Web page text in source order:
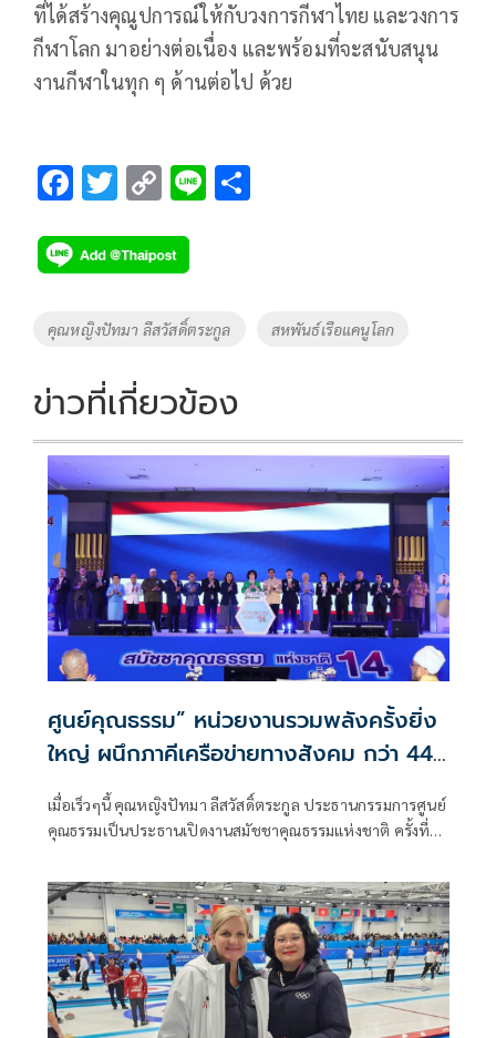
ที่ได้สร้างคุณูปการณ์ให้กับวงการกีฬาไทย และวงการ
กีฬาโลก มาอย่างต่อเนื่อง และพร้อมที่จะสนับสนุน
งานกีฬาในทุก ๆ ด้านต่อไป ด้วย
F
e
b
o
k
T
tt
er
C
p
y
Li
k
Li
Tags
คุณหญิงปัทมา ลีสวัสดิ์ตระกูล สหพันธ์เรือแคนูโลก
ข่าวที่เกี่ยวข้อง
ศูนย์คุณธรรม” หน่วยงานรวมพลังครั้งยิ่ง
ใหญ่ ผนึกภาคีเครือข่ายทางสังคม กว่า 44
หน่วยงาน ระดมความคิดมุ่งขับเคลื่อน เรียน
รู้ หนุนส่งเสริมคุณธรรมสังคมไทยสู่การ
พัฒนาที่ยั่งยืน”
เมื่อเร็วๆนี้ คุณหญิงปัทมา ลีสวัสดิ์ตระกูล ประธานกรรมการศูนย์
คุณธรรมเป็นประธานเปิดงานสมัชชาคุณธรรมแห่งชาติ ครั้งที่